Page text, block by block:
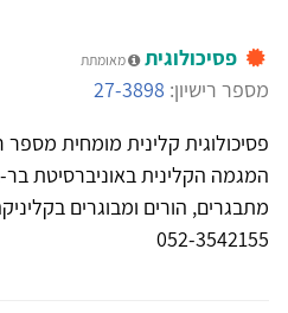
פסיכולוגית מאומתת
מספר רישיון: 27-3898
המגמה הקלינית באוניברסיטת
מתבגרים, הורים ומבוגרים
052-3542155